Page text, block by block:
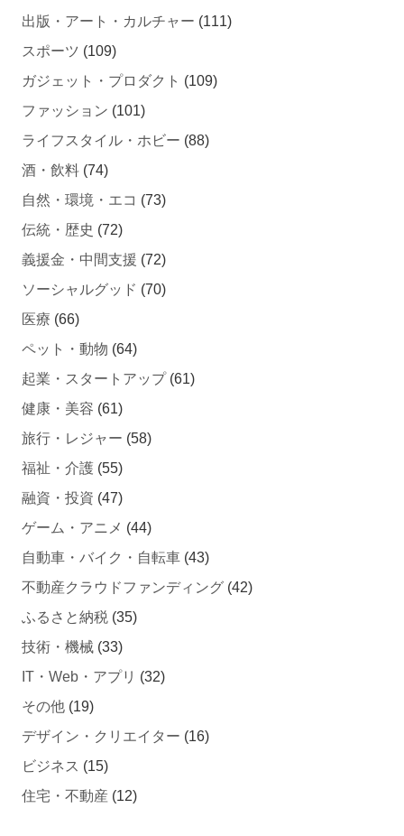
出版・アート・カルチャー (111)
スポーツ (109)
ガジェット・プロダクト (109)
ファッション (101)
ライフスタイル・ホビー (88)
酒・飲料 (74)
自然・環境・エコ (73)
伝統・歴史 (72)
義援金・中間支援 (72)
ソーシャルグッド (70)
医療 (66)
ペット・動物 (64)
起業・スタートアップ(61)
健康・美容 (61)
旅行・レジャー (58)
福祉・介護 (55)
融資・投資 (47)
ゲーム・アニメ (44)
自動車・バイク・自転車 (43)
不動産クラウドファンディング (42)
ふるさと納税 (35)
技術・機械 (33)
IT・Web・アプリ (32)
その他 (19)
デザイン・クリエイター (16)
ビジネス (15)
住宅・不動産 (12)